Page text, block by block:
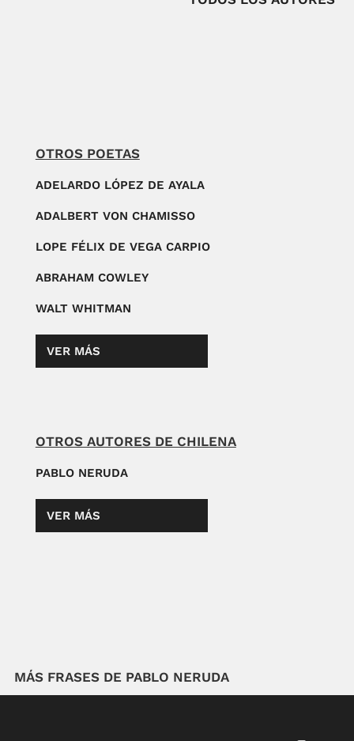
OTROS POETAS
ADELARDO LÓPEZ DE AYALA
ADALBERT VON CHAMISSO
LOPE FÉLIX DE VEGA CARPIO
ABRAHAM COWLEY
WALT WHITMAN
VER MÁS
OTROS AUTORES DE CHILENA
PABLO NERUDA
VER MÁS
MÁS FRASES DE PABLO NERUDA